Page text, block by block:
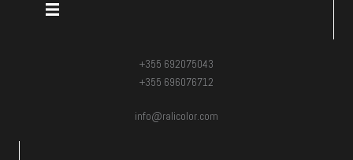
+355 692075043
+355 696076712
info@ralicolor.com